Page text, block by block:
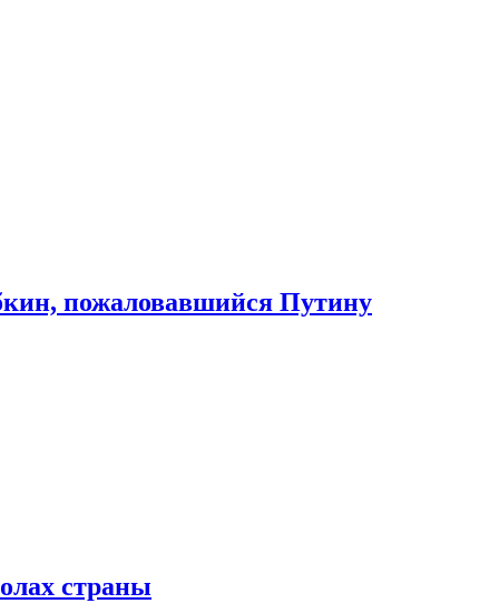
пожаловавшийся Путину
страны